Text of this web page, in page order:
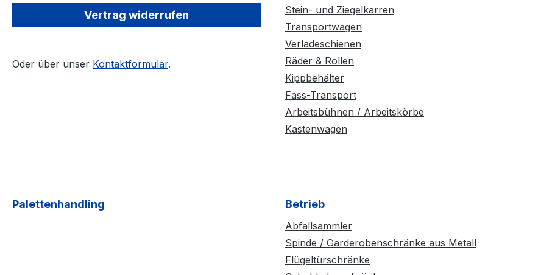
Vertrag widerrufen
Oder über unser Kontaktformular.
Stein- und Ziegelkarren
Transportwagen
Verladeschienen
Räder & Rollen
Kippbehälter
Fass-Transport
Arbeitsbühnen / Arbeitskörbe
Kastenwagen
Palettenhandling Betrieb
Abfallsammler
Spinde / Garderobenschränke aus Metall
Flügeltürschränke